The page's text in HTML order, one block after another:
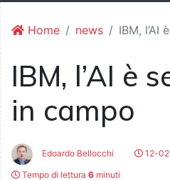
Home news IBM, l’AI
IBM, l’AI è
in campo
Edoardo Bellocchi
12-
Tempo di lettura 6 minuti